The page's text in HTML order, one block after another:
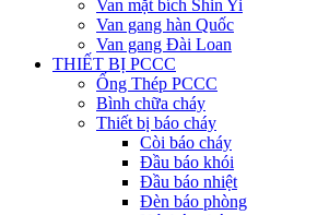
Van mặt bích Shin Yi
Van gang hàn Quốc
Van gang Đài Loan
THIẾT BỊ PCCC
Ống Thép PCCC
Bình chữa cháy
Thiết bị báo cháy
Còi báo cháy
Đầu báo khói
Đầu báo nhiệt
Đèn báo phòng